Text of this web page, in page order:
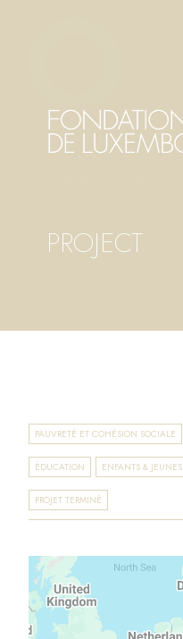
PROJECT
PAUVRETÉ ET COHÉSION SOCIALE
ÉDUCATION ENFANTS & JEUNES
PROJET TERMINÉ